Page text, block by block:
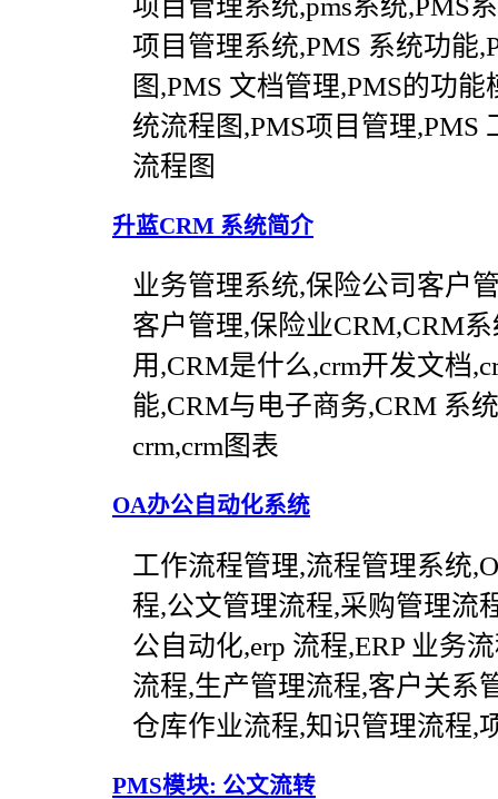
项目管理系统,PMS 系统功能
图,PMS 文档管理,PMS的功
统流程图,PMS项目管理,PMS
流程图
升蓝CRM 系统简介
业务管理系统,保险公司客户
客户管理,保险业CRM,CRM
用,CRM是什么,crm开发文档
能,CRM与电子商务,CRM 系
crm,crm图表
OA办公自动化系统
工作流程管理,流程管理系统
程,公文管理流程,采购管理流
公自动化,erp 流程,ERP 业务
流程,生产管理流程,客户关系
仓库作业流程,知识管理流程,
PMS模块: 公文流转